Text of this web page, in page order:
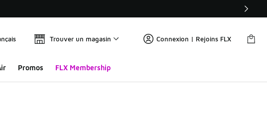
Trouver un magasin Connexion | Rejoins FLX
Promos FLX Membership